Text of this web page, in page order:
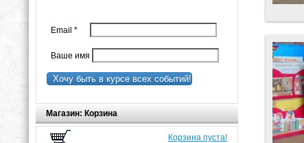
Email *
Ваше имя
Хочу быть в курсе всех событий!
Магазин: Корзина
Корзина пуста!